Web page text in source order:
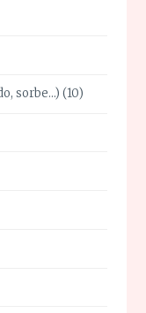
sorbe…) (10)